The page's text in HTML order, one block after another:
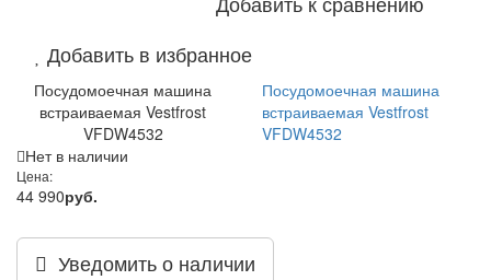
Добавить в избранное
Посудомоечная машина
встраиваемая Vestfrost
VFDW4532
Посудомоечная машина
встраиваемая Vestfrost
VFDW4532
Нет в наличии
Цена:
44 990руб.
Уведомить о наличии